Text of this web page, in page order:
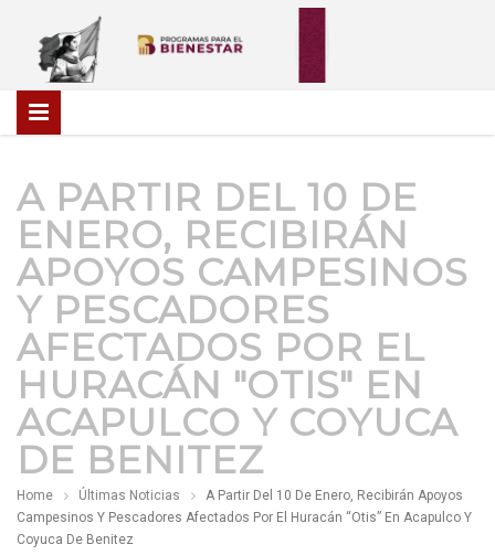
A PARTIR DEL 10 DE
ENERO, RECIBIRÁN
APOYOS CAMPESINOS
Y PESCADORES
AFECTADOS POR EL
HURACÁN "OTIS" EN
ACAPULCO Y COYUCA
DE BENITEZ
Home Últimas Noticias
A Partir Del 10 De Enero, Recibirán Apoyos
Campesinos Y Pescadores Afectados Por El Huracán “Otis” En Acapulco Y
Coyuca De Benitez